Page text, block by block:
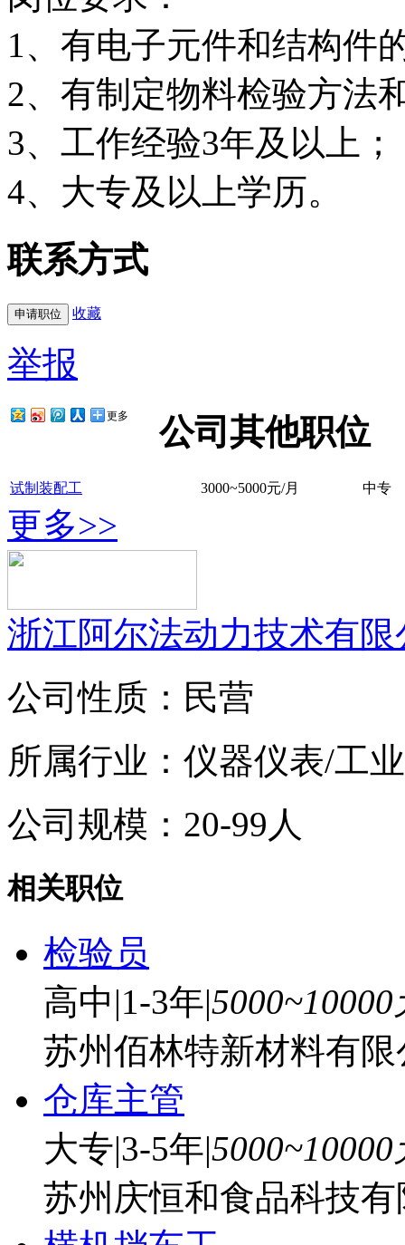
1、有电子元件和结构件
2、有制定物料检验方法
3、工作经验3年及以上；
4、大专及以上学历。
联系方式
收藏
举报
更多 公司其他职位
试制装配工 3000~5000元/月 中专
更多>>
浙江阿尔法动力技术有限
公司性质：民营
所属行业：仪器仪表/工
公司规模：20-99人
相关职位
检验员
高中|1-3年|
苏州佰林特新材料有限
仓库主管
大专|3-5年|
苏州庆恒和食品科技